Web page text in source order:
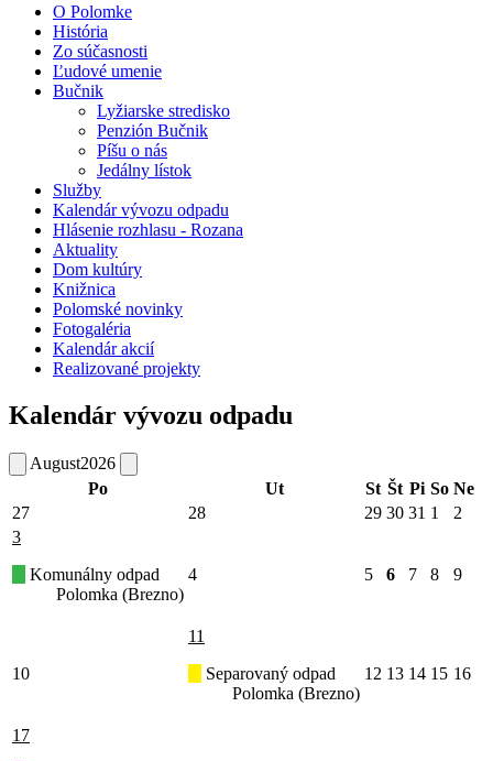
O Polomke
História
Zo súčasnosti
Ľudové umenie
Bučnik
Lyžiarske stredisko
Penzión Bučnik
Píšu o nás
Jedálny lístok
Služby
Kalendár vývozu odpadu
Hlásenie rozhlasu - Rozana
Aktuality
Dom kultúry
Knižnica
Polomské novinky
Fotogaléria
Kalendár akcií
Realizované projekty
Kalendár vývozu odpadu
August2026
Po
Ut St Št Pi So Ne
27
28 29 30 31 1
2
3
Komunálny odpad
Polomka (Brezno)
4 5 6 7 8 9
10
11
Separovaný odpad
Polomka (Brezno)
12 13 14 15 16
17